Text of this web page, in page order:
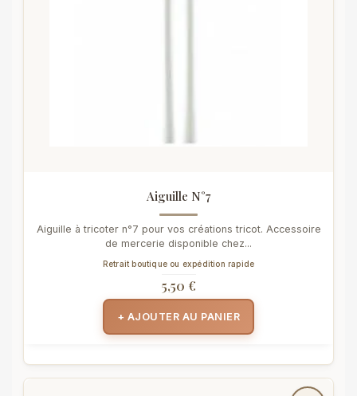
Aiguille N°7
Aiguille à tricoter n°7 pour vos créations tricot. Accessoire
de mercerie disponible chez...
Retrait boutique ou expédition rapide
5,50 €
+ AJOUTER AU PANIER